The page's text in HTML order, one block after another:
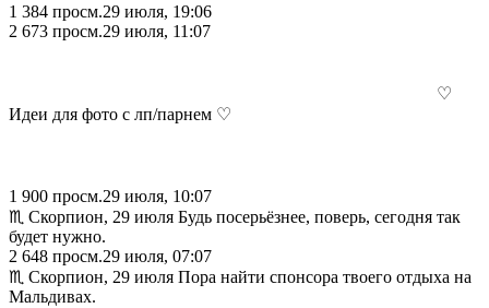
1 384 просм.29 июля, 19:06
2 673 просм.29 июля, 11:07
⠀⠀⠀⠀⠀⠀⠀⠀⠀⠀⠀⠀⠀⠀⠀⠀⠀ ⠀⠀⠀⠀⠀⠀⠀⠀⠀⠀⠀⠀⠀⠀⠀ ♡
Идеи для фото с лп/парнем ♡ ⠀⠀⠀⠀⠀⠀⠀⠀⠀⠀⠀⠀⠀⠀⠀⠀⠀
1 900 просм.29 июля, 10:07
♏︎ Скорпион, 29 июля Будь посерьёзнее, поверь, сегодня так
будет нужно.
2 648 просм.29 июля, 07:07
♏︎ Скорпион, 29 июля Пора найти спонсора твоего отдыха на
Мальдивах.